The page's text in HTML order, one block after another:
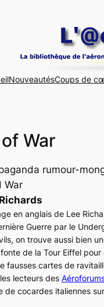
NouveautésCoups de
War
rumour-
War
en anglais de Lee
Guerre par le
on trouve aussi bien
de la Tour Eiffel
fausses cartes de
lecteurs des
de cocardes italiennes